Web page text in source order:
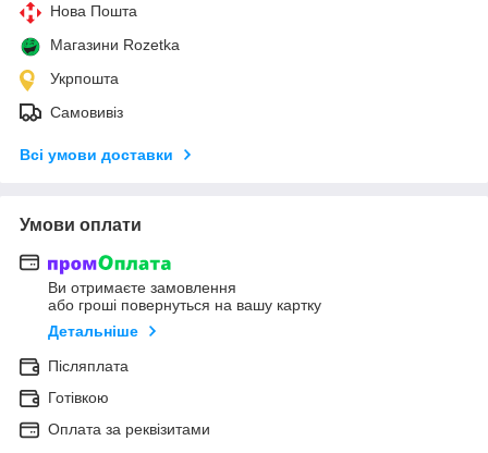
Нова Пошта
Магазини Rozetka
Укрпошта
Самовивіз
Всі умови доставки
Умови оплати
Ви отримаєте замовлення
або гроші повернуться на вашу картку
Детальніше
Післяплата
Готівкою
Оплата за реквізитами